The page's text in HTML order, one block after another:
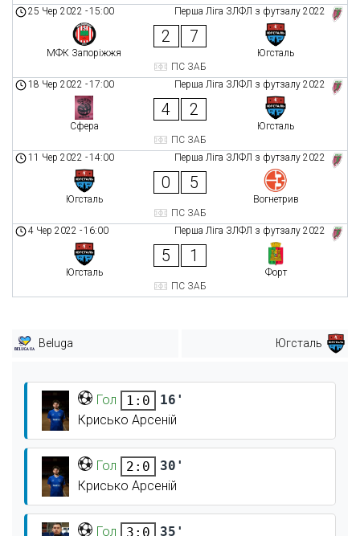
Перша Ліга ЗЛФЛ з футзалу 2022
25 Чер 2022 -15:00
МФК Запоріжжя
2 7
Югсталь
ПС ЗАБ
Перша Ліга ЗЛФЛ з футзалу 2022
18 Чер 2022 -17:00
Сфера
4 2
Югсталь
ПС ЗАБ
Перша Ліга ЗЛФЛ з футзалу 2022
11 Чер 2022 -14:00
Югсталь
0 5
Вогнетрив
ПС ЗАБ
Перша Ліга ЗЛФЛ з футзалу 2022
4 Чер 2022 -16:00
Югсталь
5 1
Форт
ПС ЗАБ
Beluga Югсталь
Гол 1:0
16'
Крисько Арсеній
Гол 2:0
30'
Крисько Арсеній
Гол 3:0
35'